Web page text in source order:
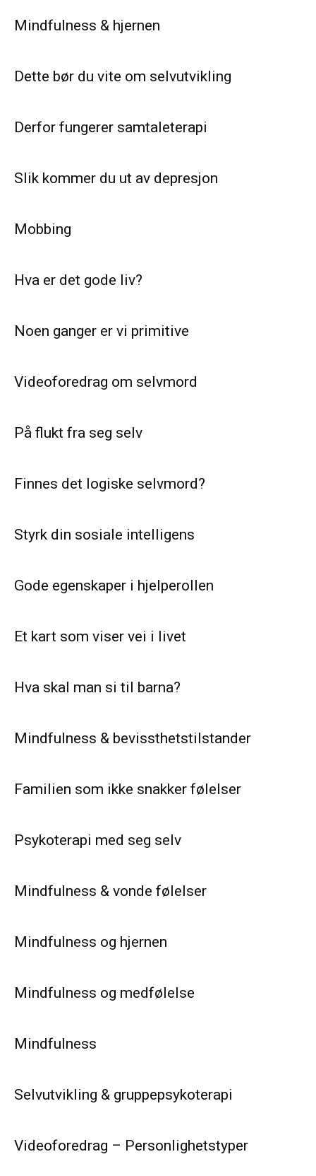
Mindfulness & hjernen
Dette bør du vite om selvutvikling
Derfor fungerer samtaleterapi
Slik kommer du ut av depresjon
Mobbing
Hva er det gode liv?
Noen ganger er vi primitive
Videoforedrag om selvmord
På flukt fra seg selv
Finnes det logiske selvmord?
Styrk din sosiale intelligens
Gode egenskaper i hjelperollen
Et kart som viser vei i livet
Hva skal man si til barna?
Mindfulness & bevissthetstilstander
Familien som ikke snakker følelser
Psykoterapi med seg selv
Mindfulness & vonde følelser
Mindfulness og hjernen
Mindfulness og medfølelse
Mindfulness
Selvutvikling & gruppepsykoterapi
Videoforedrag – Personlighetstyper